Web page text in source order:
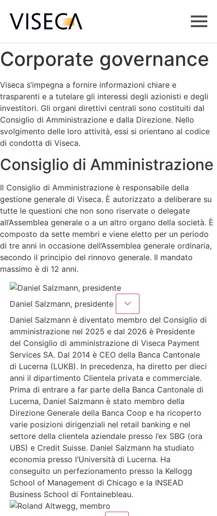
one Login
Azienda
In primo piano
Carte di credito
Servizi di pagamento
Corporate governance
Offerte di lavoro
Lavorare in Viseca
Benefits
Ambiti professionali
Posti di tirocinio
Candidatura
Investitori
Sostenibilità
IT
FR
DE EN
Corporate governance
Viseca s’impegna a fornire informazioni chiare e
trasparenti e a tutelare gli interessi degli azionisti e degli
investitori. Gli organi direttivi centrali sono costituiti dal
Consiglio di Amministrazione e dalla Direzione. Nello
svolgimento delle loro attività, essi si orientano al codice
di condotta di Viseca.
Consiglio di Amministrazione
Il Consiglio di Amministrazione è responsabile della
gestione generale di Viseca. È autorizzato a deliberare su
tutte le questioni che non sono riservate o delegate
all’Assemblea generale o a un altro organo della società. È
composto da sette membri e viene eletto per un periodo
di tre anni in occasione dell’Assemblea generale ordinaria,
secondo il principio del rinnovo generale. Il mandato
massimo è di 12 anni.
Daniel Salzmann, presidente
Daniel Salzmann è diventato membro del Consiglio di
amministrazione nel 2025 e dal 2026 è Presidente
del Consiglio di amministrazione di Viseca Payment
Services SA. Dal 2014 è CEO della Banca Cantonale
di Lucerna (LUKB). In precedenza, ha diretto per dieci
anni il dipartimento Clientela privata e commerciale.
Prima di entrare a far parte della Banca Cantonale di
Lucerna, Daniel Salzmann è stato membro della
Direzione Generale della Banca Coop e ha ricoperto
varie posizioni dirigenziali nel retail banking e nel
settore della clientela aziendale presso l’ex SBG (ora
UBS) e Credit Suisse. Daniel Salzmann ha studiato
economia presso l’Università di Lucerna. Ha
conseguito un perfezionamento presso la Kellogg
School of Management di Chicago e la INSEAD
Business School di Fontainebleau.